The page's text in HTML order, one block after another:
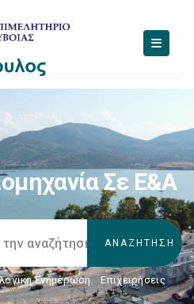
Σε Ε&Α
Ενημέρωση, Επιχειρήσεις